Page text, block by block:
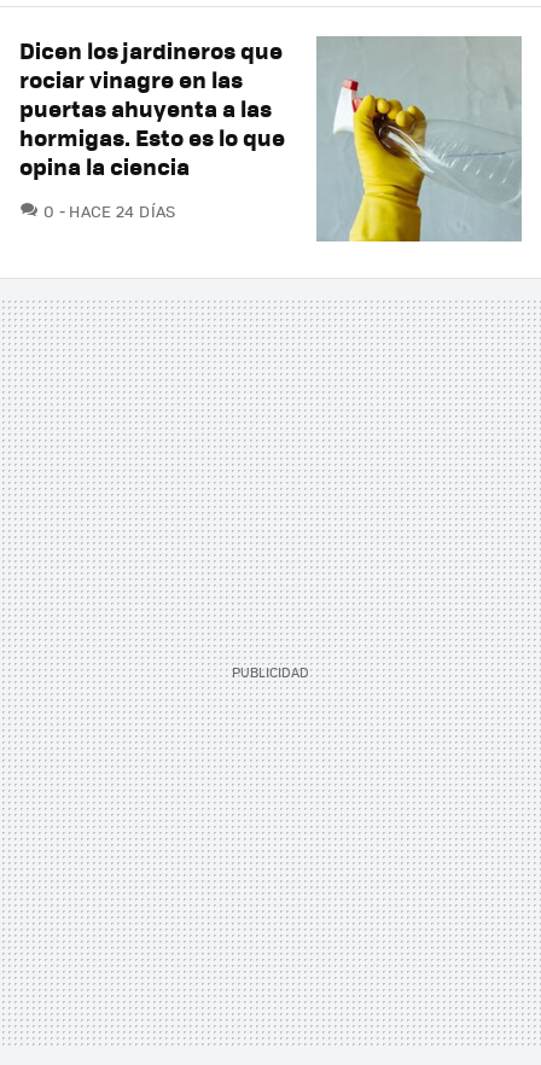
Dicen los jardineros que
rociar vinagre en las
puertas ahuyenta a las
hormigas. Esto es lo que
opina la ciencia
0 COMENTARIOS
HACE 24 DÍAS